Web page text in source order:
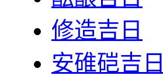
修造吉日
安碓硙吉日